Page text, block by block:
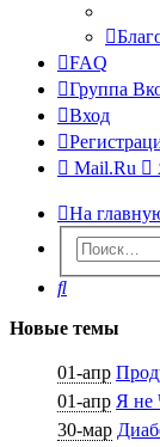
FAQ
Группа
Вход
Mail.Ru
На
Поиск
Новые темы
01-апр
01-апр Я не
30-мар